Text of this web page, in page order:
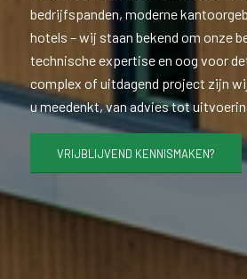
bedrijfspanden, moderne
hotels – wij staan bekend om onze
technische expertise en oog voor
complex of uitdagend project zijn
u meedenkt, van advies tot
VRIJBLIJVEND KENNISMAKEN?